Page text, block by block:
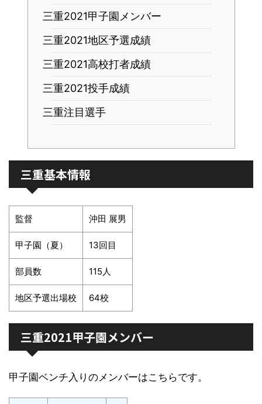
三重2021甲子園メンバー
三重2021地区予選成績
三重2021高校打者成績
三重2021投手成績
三重注目選手
三重基本情報
監督 沖田 展男
甲子園（夏） 13回目
部員数 115人
地区予選出場校 64校
三重2021甲子園メンバー
甲子園ベンチ入りのメンバーはこちらです。